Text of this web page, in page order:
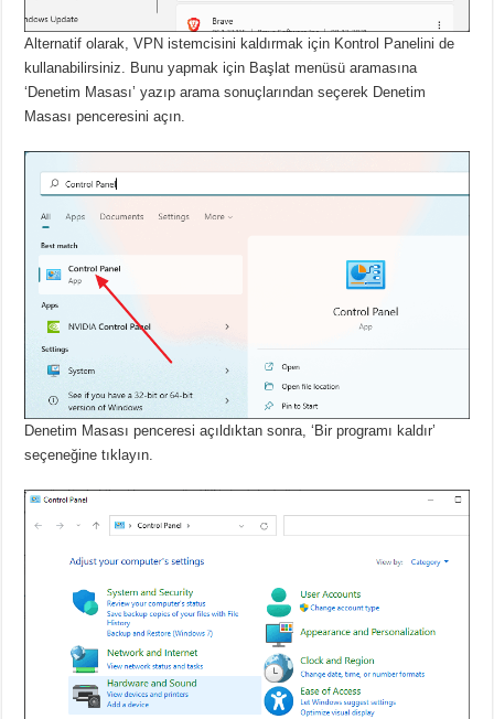
Alternatif olarak, VPN istemcisini kaldırmak için Kontrol Panelini de
kullanabilirsiniz.
Bunu yapmak için Başlat menüsü aramasına
‘Denetim Masası’ yazıp arama sonuçlarından seçerek Denetim
Masası penceresini açın.
Denetim Masası penceresi açıldıktan sonra, ‘Bir programı kaldır’
seçeneğine tıklayın.